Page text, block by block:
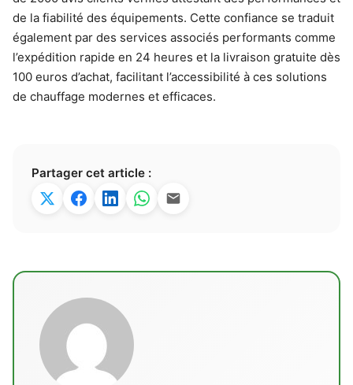
de la fiabilité des équipements. Cette confiance se traduit
également par des services associés performants comme
l’expédition rapide en 24 heures et la livraison gratuite dès
100 euros d’achat, facilitant l’accessibilité à ces solutions
de chauffage modernes et efficaces.
Partager cet article :